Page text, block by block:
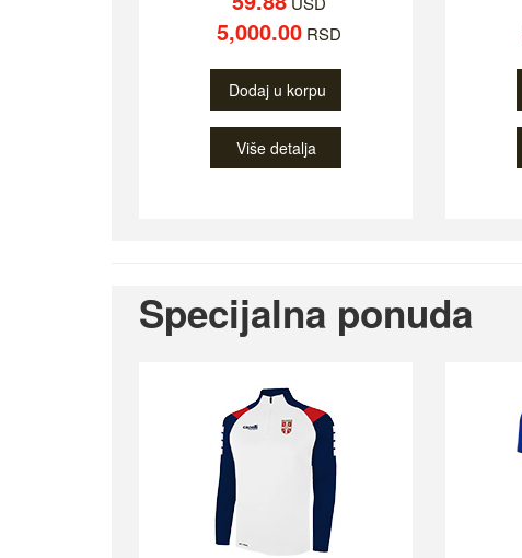
5,000.00RSD
Dodaj u korpu
Više detalja
Specijalna ponuda